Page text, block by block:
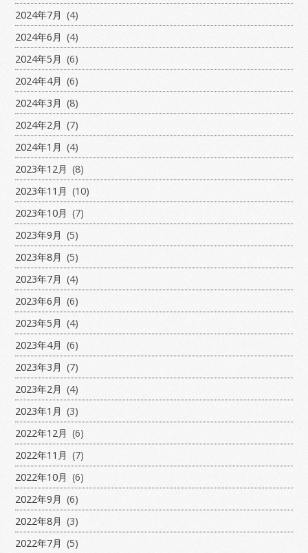
2024年7月 (4)
2024年6月 (4)
2024年5月 (6)
2024年4月 (6)
2024年3月 (8)
2024年2月 (7)
2024年1月 (4)
2023年12月 (8)
2023年11月 (10)
2023年10月 (7)
2023年9月 (5)
2023年8月 (5)
2023年7月 (4)
2023年6月 (6)
2023年5月 (4)
2023年4月 (6)
2023年3月 (7)
2023年2月 (4)
2023年1月 (3)
2022年12月 (6)
2022年11月 (7)
2022年10月 (6)
2022年9月 (6)
2022年8月 (3)
2022年7月 (5)